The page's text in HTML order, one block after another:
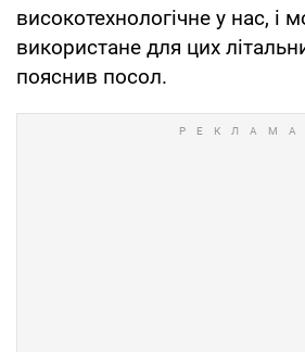
високотехнологічне у нас, і
використане для цих
пояснив посол.